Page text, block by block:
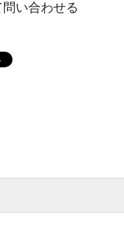
い合わせる